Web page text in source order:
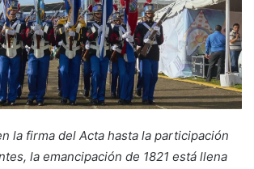
la firma del Acta hasta la participación
la emancipación de 1821 está llena